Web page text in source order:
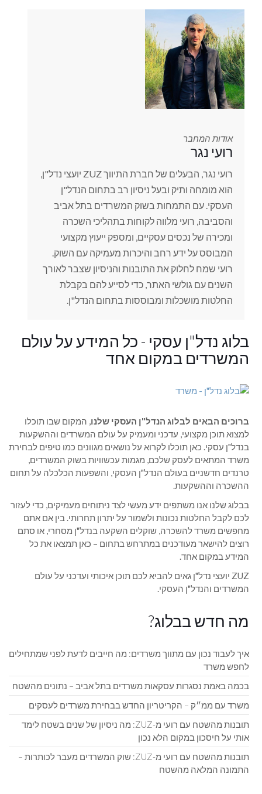
אודות המחבר
רועי נגר
רועי נגר, הבעלים של חברת התיווך ZUZ יועצי נדל"ן,
הוא מומחה ותיק ובעל ניסיון רב בתחום הנדל"ן
העסקי. עם התמחות בשוק המשרדים בתל אביב
והסביבה, רועי מלווה לקוחות בתהליכי השכרה
ומכירה של נכסים עסקיים, ומספק ייעוץ מקצועי
המבוסס על ידע רחב והיכרות מעמיקה עם השוק.
רועי שמח לחלוק את התובנות והניסיון שצבר לאורך
השנים עם גולשי האתר, כדי לסייע להם בקבלת
החלטות מושכלות ומבוססות בתחום הנדל"ן.
בלוג נדל"ן עסקי - כל המידע על עולם
המשרדים במקום אחד
ברוכים הבאים לבלוג הנדל"ן העסקי שלנו, המקום שבו תוכלו
למצוא תוכן מקצועי, עדכני ומעמיק על עולם המשרדים וההשקעות
בנדל"ן עסקי. כאן תוכלו לקרוא על נושאים מגוונים כמו טיפים לבחירת
משרד המתאים לעסק שלכם, מגמות עכשוויות בשוק המשרדים,
טרנדים חדשניים בעולם הנדל"ן העסקי, והשפעות הכלכלה על תחום
ההשכרה וההשקעות.
בבלוג שלנו אנו משתפים ידע מעשי לצד ניתוחים מעמיקים, כדי לעזור
לכם לקבל החלטות נכונות ולשמור על יתרון תחרותי. בין אם אתם
מחפשים משרד להשכרה, שוקלים השקעה בנדל"ן מסחרי, או סתם
רוצים להישאר מעודכנים במתרחש בתחום – כאן תמצאו את כל
המידע במקום אחד.
ZUZ יועצי נדל"ן גאים להביא לכם תוכן איכותי ועדכני על עולם
המשרדים והנדל"ן העסקי.
מה חדש בבלוג?
איך לעבוד נכון עם מתווך משרדים: מה חייבים לדעת לפני שמתחילים
לחפש משרד
בכמה באמת נסגרות עסקאות משרדים בתל אביב – נתונים מהשטח
משרד עם ממ״ק – הקריטריון החדש בבחירת משרדים לעסקים
תובנות מהשטח עם רועי מ-ZUZ: מה ניסיון של שנים בשטח לימד
אותי על חיסכון במקום הלא נכון
תובנות מהשטח עם רועי מ-ZUZ: שוק המשרדים מעבר לכותרות –
התמונה המלאה מהשטח